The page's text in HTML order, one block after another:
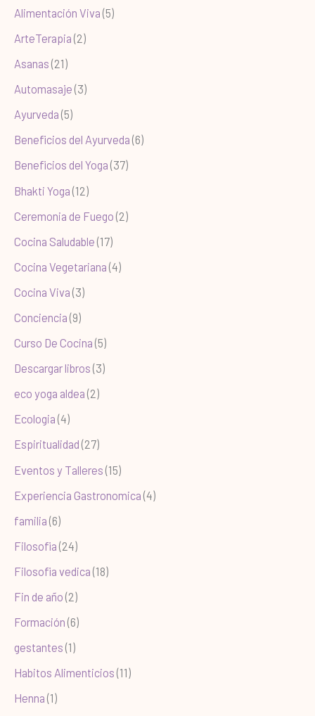
Alimentación Viva (5)
ArteTerapia (2)
Asanas (21)
Automasaje (3)
Ayurveda (5)
Beneficios del Ayurveda (6)
Beneficios del Yoga (37)
Bhakti Yoga (12)
Ceremonia de Fuego (2)
Cocina Saludable (17)
Cocina Vegetariana (4)
Cocina Viva (3)
Conciencia (9)
Curso De Cocina (5)
Descargar libros (3)
eco yoga aldea (2)
Ecologia (4)
Espiritualidad (27)
Eventos y Talleres (15)
Experiencia Gastronomica (4)
familia (6)
Filosofia (24)
Filosofia vedica (18)
Fin de año (2)
Formación (6)
gestantes (1)
Habitos Alimenticios (11)
Henna (1)